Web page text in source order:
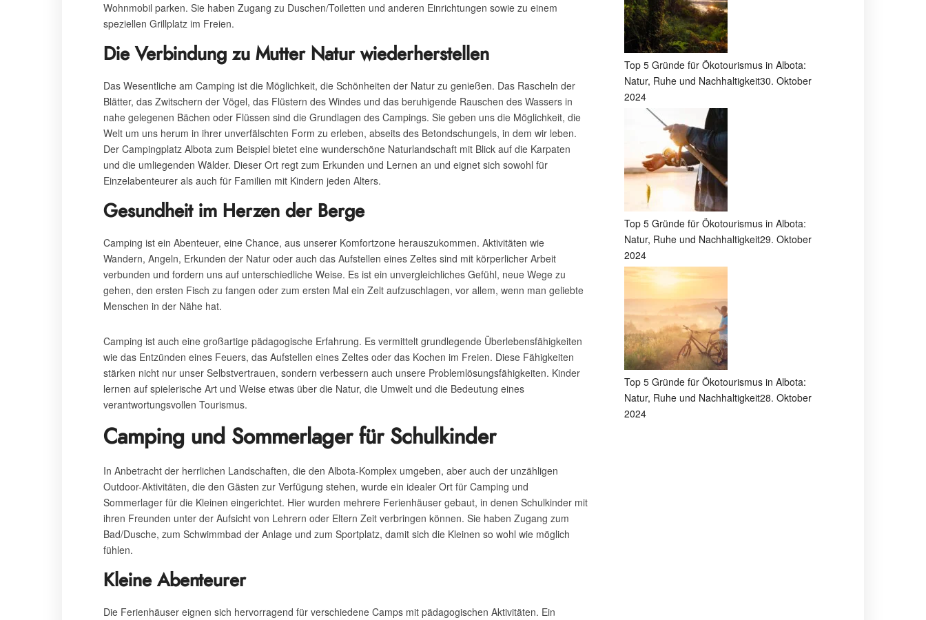
Wohnmobil parken. Sie haben Zugang zu Duschen/Toiletten und anderen Einrichtungen sowie zu einem
speziellen Grillplatz im Freien.
Die Verbindung zu Mutter Natur wiederherstellen
Das Wesentliche am Camping ist die Möglichkeit, die Schönheiten der Natur zu genießen. Das Rascheln der
Blätter, das Zwitschern der Vögel, das Flüstern des Windes und das beruhigende Rauschen des Wassers in
nahe gelegenen Bächen oder Flüssen sind die Grundlagen des Campings. Sie geben uns die Möglichkeit, die
Welt um uns herum in ihrer unverfälschten Form zu erleben, abseits des Betondschungels, in dem wir leben.
Der Campingplatz Albota zum Beispiel bietet eine wunderschöne Naturlandschaft mit Blick auf die Karpaten
und die umliegenden Wälder. Dieser Ort regt zum Erkunden und Lernen an und eignet sich sowohl für
Einzelabenteurer als auch für Familien mit Kindern jeden Alters.
Gesundheit im Herzen der Berge
Camping ist ein Abenteuer, eine Chance, aus unserer Komfortzone herauszukommen. Aktivitäten wie
Wandern, Angeln, Erkunden der Natur oder auch das Aufstellen eines Zeltes sind mit körperlicher Arbeit
verbunden und fordern uns auf unterschiedliche Weise. Es ist ein unvergleichliches Gefühl, neue Wege zu
gehen, den ersten Fisch zu fangen oder zum ersten Mal ein Zelt aufzuschlagen, vor allem, wenn man geliebte
Menschen in der Nähe hat.
Camping ist auch eine großartige pädagogische Erfahrung. Es vermittelt grundlegende Überlebensfähigkeiten
wie das Entzünden eines Feuers, das Aufstellen eines Zeltes oder das Kochen im Freien. Diese Fähigkeiten
stärken nicht nur unser Selbstvertrauen, sondern verbessern auch unsere Problemlösungsfähigkeiten. Kinder
lernen auf spielerische Art und Weise etwas über die Natur, die Umwelt und die Bedeutung eines
verantwortungsvollen Tourismus.
Camping und Sommerlager für Schulkinder
In Anbetracht der herrlichen Landschaften, die den Albota-Komplex umgeben, aber auch der unzähligen
Outdoor-Aktivitäten, die den Gästen zur Verfügung stehen, wurde ein idealer Ort für Camping und
Sommerlager für die Kleinen eingerichtet. Hier wurden mehrere Ferienhäuser gebaut, in denen Schulkinder mit
ihren Freunden unter der Aufsicht von Lehrern oder Eltern Zeit verbringen können. Sie haben Zugang zum
Bad/Dusche, zum Schwimmbad der Anlage und zum Sportplatz, damit sich die Kleinen so wohl wie möglich
fühlen.
Kleine Abenteurer
Die Ferienhäuser eignen sich hervorragend für verschiedene Camps mit pädagogischen Aktivitäten. Ein
Top 5 Gründe für Ökotourismus in Albota:
Natur, Ruhe und Nachhaltigkeit30. Oktober
2024
Top 5 Gründe für Ökotourismus in Albota:
Natur, Ruhe und Nachhaltigkeit29. Oktober
2024
Top 5 Gründe für Ökotourismus in Albota:
Natur, Ruhe und Nachhaltigkeit28. Oktober
2024